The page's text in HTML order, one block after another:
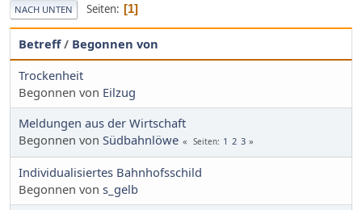
NACH UNTEN Seiten 1
Betreff/ Begonnen von
Trockenheit
Begonnen von Eilzug
Meldungen aus der Wirtschaft
Begonnen von Südbahnlöwe Seiten 1 2 3
Individualisiertes Bahnhofsschild
Begonnen von s_gelb